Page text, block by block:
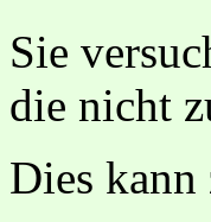
Sie
die nicht
Dies